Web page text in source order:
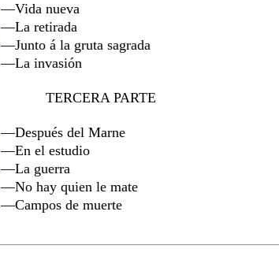
—Vida nueva
—La retirada
—Junto á la gruta sagrada
—La invasión
TERCERA PARTE
—Después del Marne
—En el estudio
—La guerra
—No hay quien le mate
—Campos de muerte